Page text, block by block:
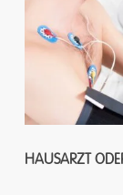
HAUSARZT